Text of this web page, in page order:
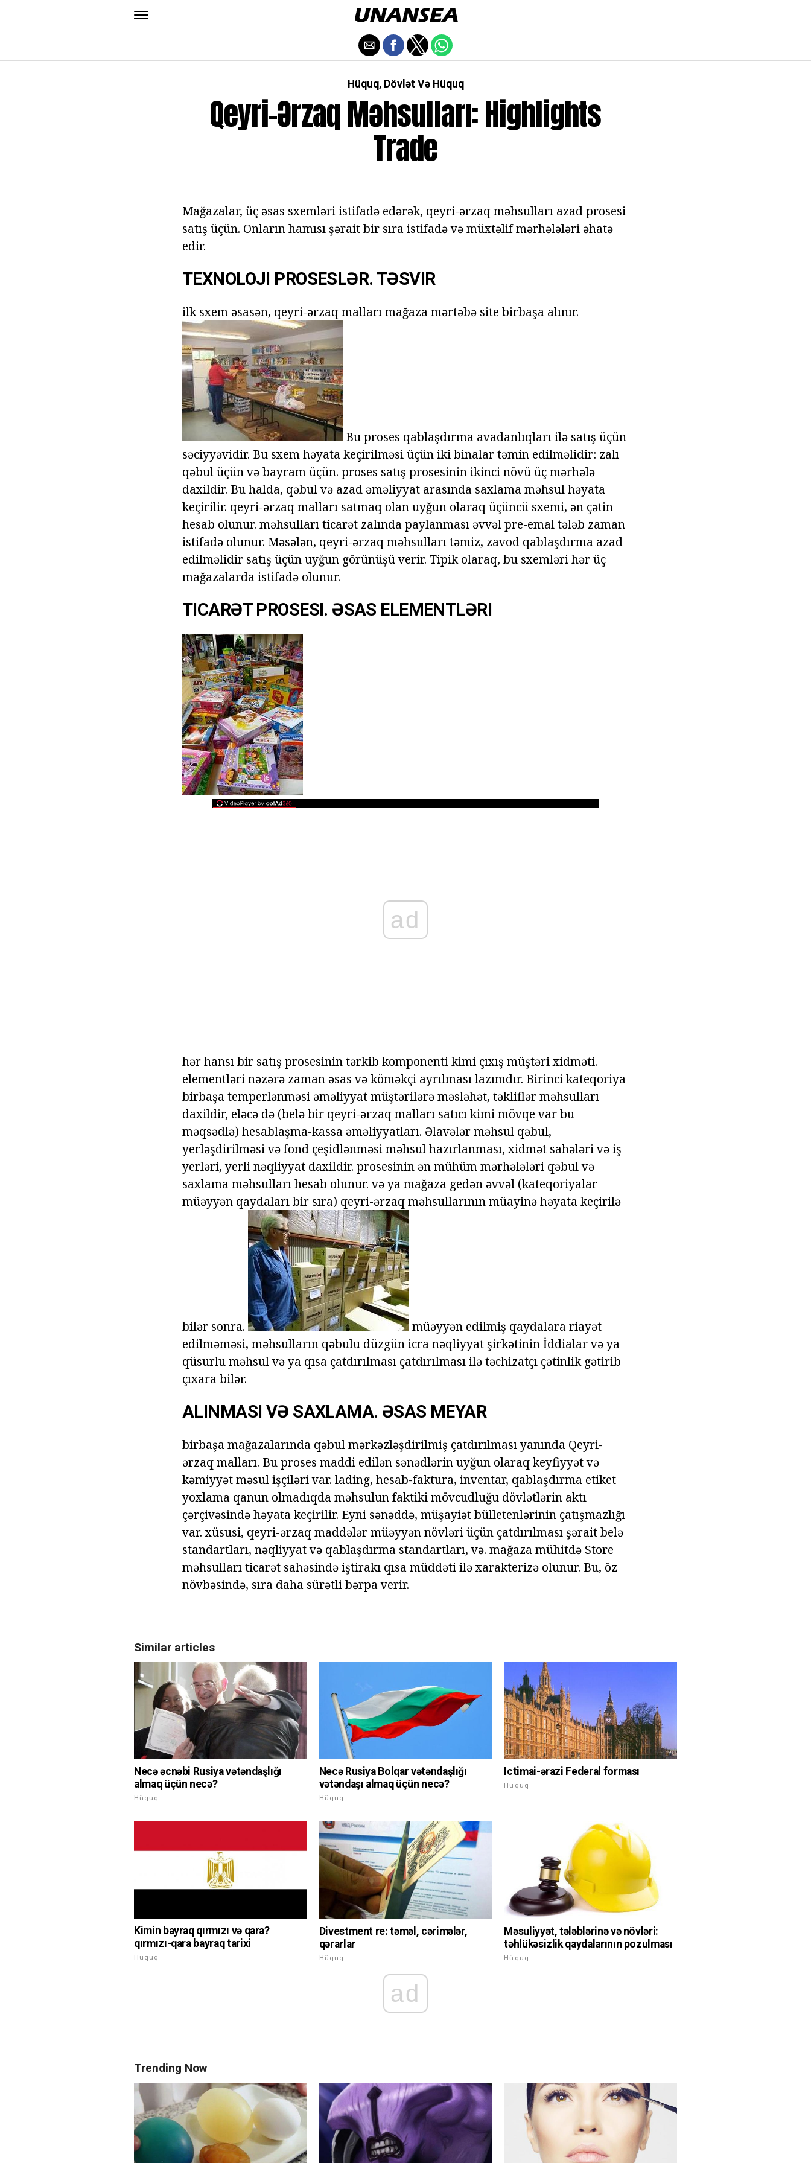
Hüquq, Dövlət Və Hüquq
Qeyri-Ərzaq Məhsulları: Highlights
Trade
Mağazalar, üç əsas sxemləri istifadə edərək, qeyri-ərzaq məhsulları azad prosesi
satış üçün. Onların hamısı şərait bir sıra istifadə və müxtəlif mərhələləri əhatə
edir.
TEXNOLOJI PROSESLƏR. TƏSVIR
ilk sxem əsasən, qeyri-ərzaq malları mağaza mərtəbə site birbaşa alınır.
Bu proses qablaşdırma avadanlıqları ilə satış üçün
səciyyəvidir. Bu sxem həyata keçirilməsi üçün iki binalar təmin edilməlidir: zalı
qəbul üçün və bayram üçün. proses satış prosesinin ikinci növü üç mərhələ
daxildir. Bu halda, qəbul və azad əməliyyat arasında saxlama məhsul həyata
keçirilir. qeyri-ərzaq malları satmaq olan uyğun olaraq üçüncü sxemi, ən çətin
hesab olunur. məhsulları ticarət zalında paylanması əvvəl pre-emal tələb zaman
istifadə olunur. Məsələn, qeyri-ərzaq məhsulları təmiz, zavod qablaşdırma azad
edilməlidir satış üçün uyğun görünüşü verir. Tipik olaraq, bu sxemləri hər üç
mağazalarda istifadə olunur.
TICARƏT PROSESI. ƏSAS ELEMENTLƏRI
ad
hər hansı bir satış prosesinin tərkib komponenti kimi çıxış müştəri xidməti.
elementləri nəzərə zaman əsas və köməkçi ayrılması lazımdır. Birinci kateqoriya
birbaşa temperlənməsi əməliyyat müştərilərə məsləhət, təkliflər məhsulları
daxildir, eləcə də (belə bir qeyri-ərzaq malları satıcı kimi mövqe var bu
məqsədlə) hesablaşma-kassa əməliyyatları. Əlavələr məhsul qəbul,
yerləşdirilməsi və fond çeşidlənməsi məhsul hazırlanması, xidmət sahələri və iş
yerləri, yerli nəqliyyat daxildir. prosesinin ən mühüm mərhələləri qəbul və
saxlama məhsulları hesab olunur. və ya mağaza gedən əvvəl (kateqoriyalar
müəyyən qaydaları bir sıra) qeyri-ərzaq məhsullarının müayinə həyata keçirilə
bilər sonra.
müəyyən edilmiş qaydalara riayət
edilməməsi, məhsulların qəbulu düzgün icra nəqliyyat şirkətinin İddialar və ya
qüsurlu məhsul və ya qısa çatdırılması çatdırılması ilə təchizatçı çətinlik gətirib
çıxara bilər.
ALINMASI VƏ SAXLAMA. ƏSAS MEYAR
birbaşa mağazalarında qəbul mərkəzləşdirilmiş çatdırılması yanında Qeyri-
ərzaq malları. Bu proses maddi edilən sənədlərin uyğun olaraq keyfiyyət və
kəmiyyət məsul işçiləri var. lading, hesab-faktura, inventar, qablaşdırma etiket
yoxlama qanun olmadıqda məhsulun faktiki mövcudluğu dövlətlərin aktı
çərçivəsində həyata keçirilir. Eyni sənəddə, müşayiət bülletenlərinin çatışmazlığı
var. xüsusi, qeyri-ərzaq maddələr müəyyən növləri üçün çatdırılması şərait belə
standartları, nəqliyyat və qablaşdırma standartları, və. mağaza mühitdə Store
məhsulları ticarət sahəsində iştirakı qısa müddəti ilə xarakterizə olunur. Bu, öz
növbəsində, sıra daha sürətli bərpa verir.
Similar articles
Necə əcnəbi Rusiya vətəndaşlığı
almaq üçün necə?
Hüquq
Necə Rusiya Bolqar vətəndaşlığı
vətəndaşı almaq üçün necə?
Hüquq
Ictimai-ərazi Federal forması
Hüquq
Kimin bayraq qırmızı və qara?
qırmızı-qara bayraq tarixi
Hüquq
Divestment re: təməl, cərimələr,
qərarlar
Hüquq
Məsuliyyət, tələblərinə və növləri:
təhlükəsizlik qaydalarının pozulması
Hüquq
ad
Trending Now